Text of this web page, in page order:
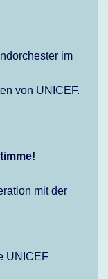
im
von UNICEF.
mit der
UNICEF